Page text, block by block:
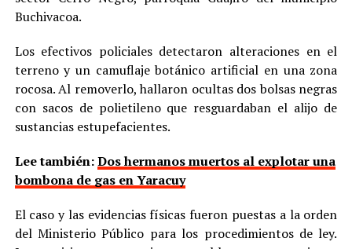
Buchivacoa.
Los efectivos policiales detectaron alteraciones en el
terreno y un camuflaje botánico artificial en una zona
rocosa. Al removerlo, hallaron ocultas dos bolsas negras
con sacos de polietileno que resguardaban el alijo de
sustancias estupefacientes.
Lee también:Dos hermanos muertos al explotar una
bombona de gas en Yaracuy
El caso y las evidencias físicas fueron puestas a la orden
del Ministerio Público para los procedimientos de ley.